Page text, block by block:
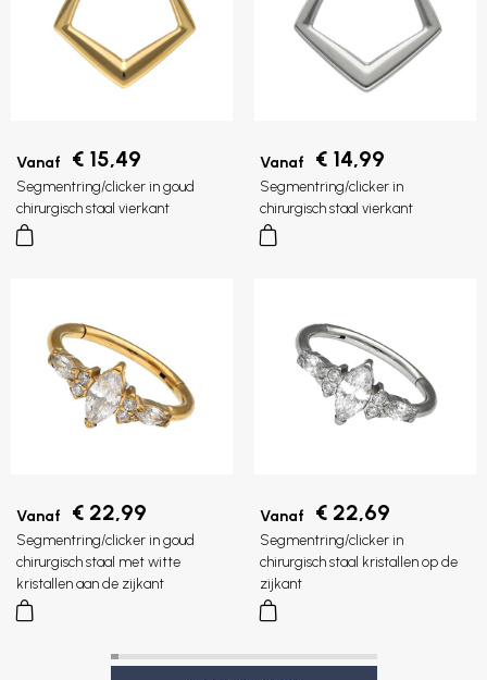
Vanaf € 15,49
Segmentring/clicker in goud
chirurgisch staal vierkant
Vanaf € 14,99
Segmentring/clicker in
chirurgisch staal vierkant
Vanaf € 22,99
Segmentring/clicker in goud
chirurgisch staal met witte
kristallen aan de zijkant
Vanaf € 22,69
Segmentring/clicker in
chirurgisch staal kristallen op de
zijkant